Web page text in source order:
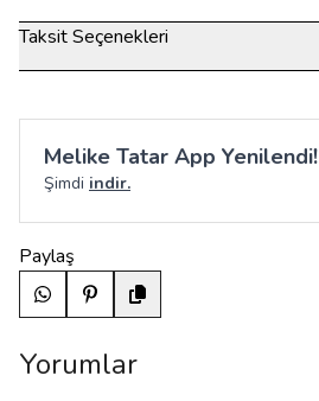
Taksit Seçenekleri
Melike Tatar App Yenilendi!
Şimdi indir.
Paylaş
Yorumlar